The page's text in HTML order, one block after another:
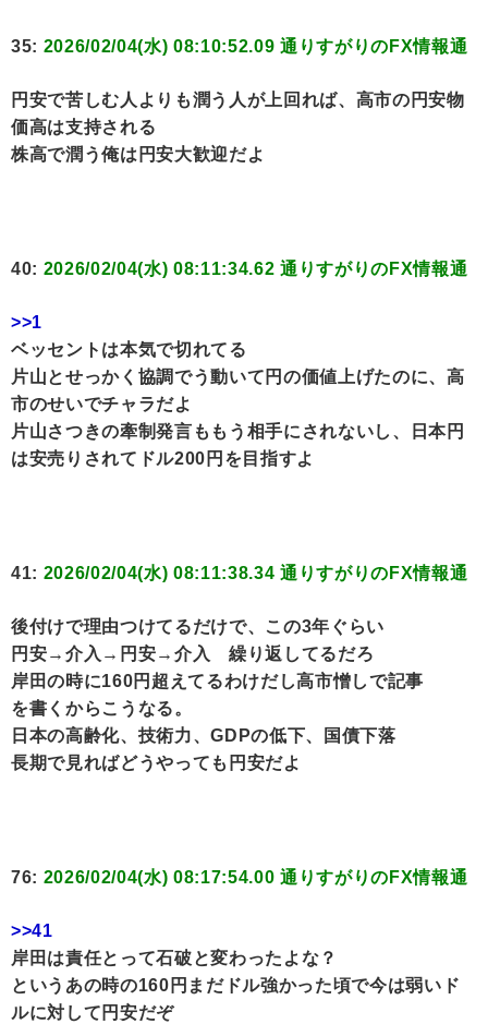
35: 2026/02/04(水) 08:10:52.09 通りすがりのFX情報通
円安で苦しむ人よりも潤う人が上回れば、高市の円安物
価高は支持される
株高で潤う俺は円安大歓迎だよ
40: 2026/02/04(水) 08:11:34.62 通りすがりのFX情報通
>>1
ベッセントは本気で切れてる
片山とせっかく協調でう動いて円の価値上げたのに、高
市のせいでチャラだよ
片山さつきの牽制発言ももう相手にされないし、日本円
は安売りされてドル200円を目指すよ
41: 2026/02/04(水) 08:11:38.34 通りすがりのFX情報通
後付けで理由つけてるだけで、この3年ぐらい
円安→介入→円安→介入 繰り返してるだろ
岸田の時に160円超えてるわけだし高市憎しで記事
を書くからこうなる。
日本の高齢化、技術力、GDPの低下、国債下落
長期で見ればどうやっても円安だよ
76: 2026/02/04(水) 08:17:54.00 通りすがりのFX情報通
>>41
岸田は責任とって石破と変わったよな？
というあの時の160円まだドル強かった頃で今は弱いド
ルに対して円安だぞ